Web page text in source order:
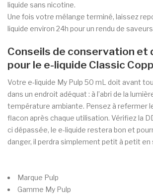
liquide sans nicotine.
Une fois votre mélange terminé, laissez
liquide environ 24h pour un rendu de
Conseils de conservation et
pour le e-liquide Classic
Votre e-liquide My Pulp 50 mL doit avant
dans un endroit adéquat : à l’abri de la
température ambiante. Pensez à refermer
flacon après chaque utilisation. Vérifiez la
ci dépassée, le e-liquide restera bon et
danger, il perdra simplement petit à petit en
Marque Pulp
Gamme My Pulp